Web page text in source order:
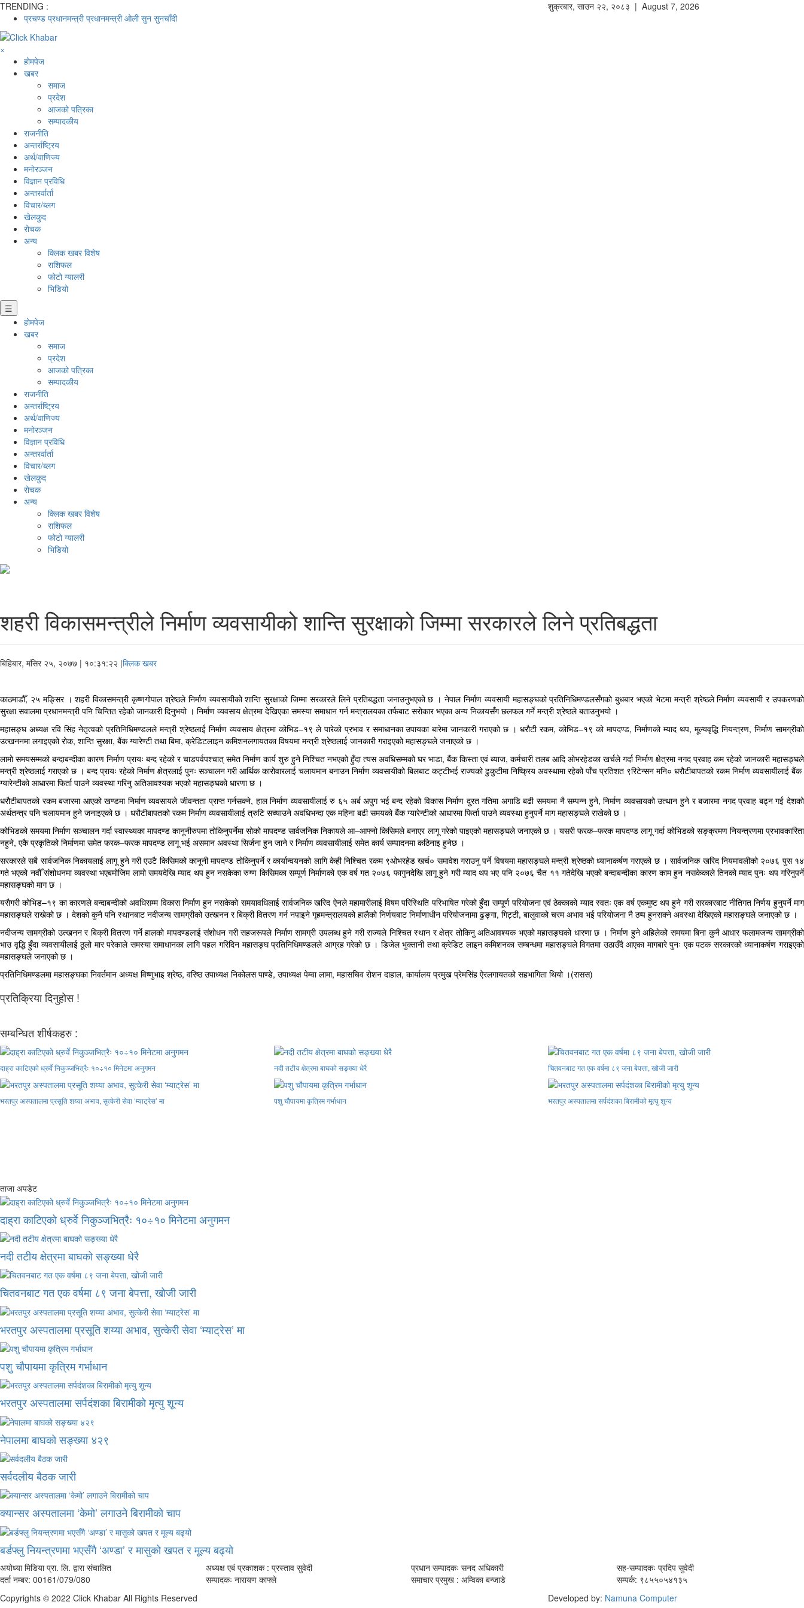
TRENDING :
प्रचण्ड प्रधानमन्त्री प्रधानमन्त्री ओली सुन सुनचाँदी
शुक्रबार, साउन २२, २०८३ | August 7, 2026
×
होमपेज
खबर
समाज
प्रदेश
आजको पत्रिका
सम्पादकीय
राजनीति
अन्तर्राष्ट्रिय
अर्थ/वाणिज्य
मनाेरञ्जन
विज्ञान प्रविधि
अन्तरर्वार्ता
विचार/ब्लग
खेलकुद
रोचक
अन्य
क्लिक खबर विशेष
राशिफल
फोटो ग्यालरी
भिडियो
☰
होमपेज
खबर
समाज
प्रदेश
आजको पत्रिका
सम्पादकीय
राजनीति
अन्तर्राष्ट्रिय
अर्थ/वाणिज्य
मनाेरञ्जन
विज्ञान प्रविधि
अन्तरर्वार्ता
विचार/ब्लग
खेलकुद
रोचक
अन्य
क्लिक खबर विशेष
राशिफल
फोटो ग्यालरी
भिडियो
शहरी विकासमन्त्रीले निर्माण व्यवसायीको शान्ति सुरक्षाको जिम्मा सरकारले लिने प्रतिबद्धता
बिहिबार, मंसिर २५, २०७७ | १०:३१:२२ |क्लिक खबर
काठमाडौँ, २५ मङ्सिर । शहरी विकासमन्त्री कृष्णगोपाल श्रेष्ठले निर्माण व्यवसायीको शान्ति सुरक्षाको जिम्मा सरकारले लिने प्रतिबद्धता जनाउनुभएको छ । नेपाल निर्माण व्यवसायी महासङ्घको प्रतिनिधिमण्डलसँगको बुधबार भएको भेटमा मन्त्री श्रेष्ठले निर्माण व्यवसायी र उपकरणको
सुरक्षा सवालमा प्रधानमन्त्री पनि चिन्तित रहेको जानकारी दिनुभयो । निर्माण व्यवसाय क्षेत्रमा देखिएका समस्या समाधान गर्न मन्त्रालयका तर्फबाट सरोकार भएका अन्य निकायसँग छलफल गर्ने मन्त्री श्रेष्ठले बताउनुभयो ।
महासङ्घ अध्यक्ष रवि सिंह नेतृत्वको प्रतिनिधिमण्डलले मन्त्री श्रेष्ठलाई निर्माण व्यवसाय क्षेत्रमा कोभिड–१९ ले पारेको प्रभाव र समाधानका उपायका बारेमा जानकारी गराएको छ । धरौटी रकम, कोभिड–१९ को मापदण्ड, निर्माणको म्याद थप, मूल्यवृद्धि नियन्त्रण, निर्माण सामग्रीको
उत्खननमा लगाइएको रोक, शान्ति सुरक्षा, बैंक ग्यारेण्टी तथा बिमा, क्रेडिटलाइन कमिशनलगायतका विषयमा मन्त्री श्रेष्ठलाई जानकारी गराइएको महासङ्घले जनाएको छ ।
लामो समयसम्मको बन्दाबन्दीका कारण निर्माण प्रायः बन्द रहेको र चाडपर्वपश्चात् समेत निर्माण कार्य शुरु हुने निश्चित नभएको हुँदा त्यस अवधिसम्मको घर भाडा, बैंक किस्ता एवं ब्याज, कर्मचारी तलब आदि ओभरहेडका खर्चले गर्दा निर्माण क्षेत्रमा नगद प्रवाह कम रहेको जानकारी महासङ्घले
मन्त्री श्रेष्ठलाई गराएको छ । बन्द प्रायः रहेको निर्माण क्षेत्रलाई पुनः सञ्चालन गरी आर्थिक कारोवारलाई चलायमान बनाउन निर्माण व्यवसायीको बिलबाट कट्टीभई राज्यको ढुकुटीमा निष्क्रिय अवस्थामा रहेको पाँच प्रतिशत ९रिटेन्सन मनि० धरौटीबापतको रकम निर्माण व्यवसायीलाई बैंक
ग्यारेन्टीको आधारमा फिर्ता पाउने व्यवस्था गरिनु अतिआवश्यक भएको महासङ्घको धारणा छ ।
धरौटीबापतको रकम बजारमा आएको खण्डमा निर्माण व्यवसायले जीवन्तता प्राप्त गर्नसक्ने, हाल निर्माण व्यवसायीलाई रु ६५ अर्ब अपुग भई बन्द रहेको विकास निर्माण दु्रत गतिमा अगाडि बढी समयमा नै सम्पन्न हुने, निर्माण व्यवसायको उत्थान हुने र बजारमा नगद प्रवाह बढ्न गई देशको
अर्थतन्त्र पनि चलायमान हुने जनाइएको छ । धरौटीबापतको रकम निर्माण व्यवसायीलाई त्रुटि सच्याउने अवधिभन्दा एक महिना बढी समयको बैंक ग्यारेन्टीको आधारमा फिर्ता पाउने व्यवस्था हुनुपर्ने माग महासङ्घले राखेको छ ।
कोभिडको समयमा निर्माण सञ्चालन गर्दा स्वास्थ्यका मापदण्ड कानूनीरुपमा तोकिनुपर्नेमा सोको मापदण्ड सार्वजनिक निकायले आ–आफ्नो किसिमले बनाएर लागू गरेको पाइएको महासङ्घले जनाएको छ । यसरी फरक–फरक मापदण्ड लागू गर्दा कोभिडको सङ्क्रमण नियन्त्रणमा प्रभावकारिता
नहुने, एकै प्रकृतिको निर्माणमा समेत फरक–फरक मापदण्ड लागू भई असमान अवस्था सिर्जना हुन जाने र निर्माण व्यवसायीलाई समेत कार्य सम्पादनमा कठिनाइ हुनेछ ।
सरकारले सबै सार्वजनिक निकायलाई लागू हुने गरी एउटै किसिमको कानूनी मापदण्ड तोकिनुपर्ने र कार्यान्वयनको लागि केही निश्चित रकम ९ओभरहेड खर्च० समावेश गराउनु पर्ने विषयमा महासङ्घले मन्त्री श्रेष्ठको ध्यानाकर्षण गराएको छ । सार्वजनिक खरिद नियमावलीको २०७६ पुस १४
गते भएको नवौँ संशोधनमा व्यवस्था भएबमोजिम लामो समयदेखि म्याद थप हुन नसकेका रुग्ण किसिमका सम्पूर्ण निर्माणको एक वर्ष गत २०७६ फागुनदेखि लागू हुने गरी म्याद थप भए पनि २०७६ चैत ११ गतेदेखि भएको बन्दाबन्दीका कारण काम हुन नसकेकाले तिनको म्याद पुनः थप गरिनुपर्ने
महासङ्घको माग छ ।
यसैगरी कोभिड–१९ का कारणले बन्दाबन्दीको अवधिसम्म विकास निर्माण हुन नसकेको समयावधिलाई सार्वजनिक खरिद ऐनले महामारीलाई विषम परिस्थिति परिभाषित गरेको हुँदा सम्पूर्ण परियोजना एवं ठेक्काको म्याद स्वतः एक वर्ष एकमुष्ट थप हुने गरी सरकारबाट नीतिगत निर्णय हुनुपर्ने माग
महासङ्घले राखेको छ । देशको कुनै पनि स्थानबाट नदीजन्य सामग्रीको उत्खनन र बिक्री वितरण गर्न नपाइने गृहमन्त्रालयको हालैको निर्णयबाट निर्माणाधीन परियोजनामा ढुङ्गा, गिट्टी, बालुवाको चरम अभाव भई परियोजना नै ठप्प हुनसक्ने अवस्था देखिएको महासङ्घले जनाएको छ ।
नदीजन्य सामग्रीको उत्खनन र बिक्री वितरण गर्ने हालको मापदण्डलाई संशोधन गरी सहजरूपले निर्माण सामग्री उपलब्ध हुने गरी राज्यले निश्चित स्थान र क्षेत्र तोकिनु अतिआवश्यक भएको महासङ्घको धारणा छ । निर्माण हुने अहिलेको समयमा बिना कुनै आधार फलामजन्य सामग्रीको
भाउ वृद्धि हुँदा व्यवसायीलाई ठूलो मार परेकाले समस्या समाधानका लागि पहल गरिदिन महासङ्घ प्रतिनिधिमण्डलले आग्रह गरेको छ । डिजेल भुक्तानी तथा क्रेडिट लाइन कमिशनका सम्बन्धमा महासङ्घले विगतमा उठाउँदै आएका मागबारे पुनः एक पटक सरकारको ध्यानाकर्षण गराइएको
महासङ्घले जनाएको छ ।
प्रतिनिधिमण्डलमा महासङ्घका निवर्तमान अध्यक्ष विष्णुभाइ श्रेष्ठ, वरिष्ठ उपाध्यक्ष निकोलस पाण्डे, उपाध्यक्ष पेम्वा लामा, महासचिव रोशन दाहाल, कार्यालय प्रमुख प्रेमसिंह ऐरलगायतको सहभागिता थियो ।(रासस)
प्रतिक्रिया दिनुहोस !
सम्बन्धित शीर्षकहरु :
दाह्रा काटिएको ध्रुर्वे निकुञ्जभित्रैः १०÷१० मिनेटमा अनुगमन नदी तटीय क्षेत्रमा बाघको सङ्ख्या धेरै चितवनबाट गत एक वर्षमा ८९ जना बेपत्ता, खोजी जारी
भरतपुर अस्पतालमा प्रसूति शय्या अभाव, सुत्केरी सेवा ‘म्याट्रेस’ मा पशु चौपायमा कृत्रिम गर्भाधान भरतपुर अस्पतालमा सर्पदंशका बिरामीको मृत्यु शून्य
ताजा अपडेट
दाह्रा काटिएको ध्रुर्वे निकुञ्जभित्रैः १०÷१० मिनेटमा अनुगमन
नदी तटीय क्षेत्रमा बाघको सङ्ख्या धेरै
चितवनबाट गत एक वर्षमा ८९ जना बेपत्ता, खोजी जारी
भरतपुर अस्पतालमा प्रसूति शय्या अभाव, सुत्केरी सेवा ‘म्याट्रेस’ मा
पशु चौपायमा कृत्रिम गर्भाधान
भरतपुर अस्पतालमा सर्पदंशका बिरामीको मृत्यु शून्य
नेपालमा बाघको सङ्ख्या ४२९
सर्वदलीय बैठक जारी
क्यान्सर अस्पतालमा ‘केमो’ लगाउने बिरामीको चाप
बर्डफ्लु नियन्त्रणमा भएसँगै ‘अण्डा’ र मासुको खपत र मूल्य बढ्यो
अयोध्या मिडिया प्रा. लि. द्वारा संचालित
दर्ता नम्बर: 00161/079/080
अध्यक्ष एबं प्रकाशक : प्रस्ताव सुवेदी
सम्पादकः नारायण काफ्ले
प्रधान सम्पादकः सनद अधिकारी
समाचार प्रमुख : अम्विका बन्जाडे
सह-सम्पादकः प्रदिप सुवेदी
सम्पर्क: ९८५५०५४१३५
Copyrights © 2022 Click Khabar All Rights Reserved
Developed by: Namuna Computer